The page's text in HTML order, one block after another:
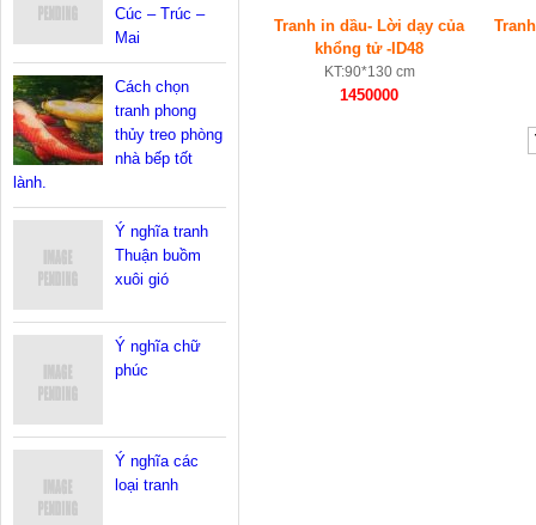
Tranh in dầu- Lời dạy của
khổng tử -ID48
KT:90*130 cm
1450000
Cúc – Trúc –
Mai
Cách chọn
tranh phong
thủy treo phòng
nhà bếp tốt
lành.
Ý nghĩa tranh
Thuận buồm
xuôi gió
Ý nghĩa chữ
phúc
Ý nghĩa các
loại tranh